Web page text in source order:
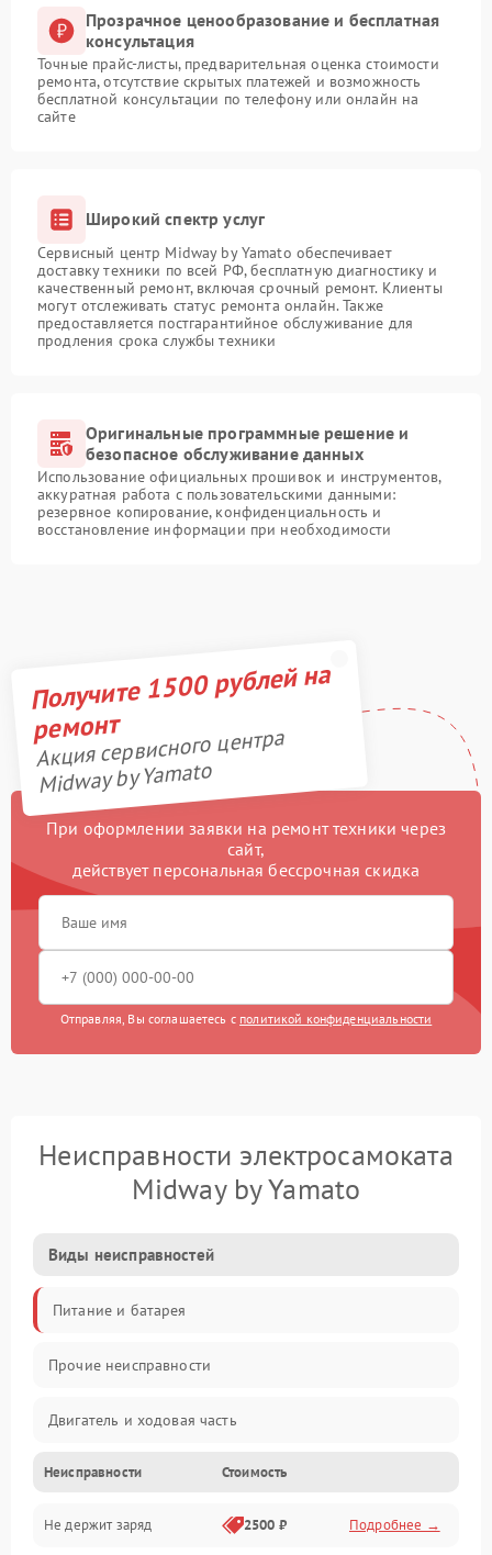
Прозрачное ценообразование и бесплатная
консультация
Точные прайс-листы, предварительная оценка стоимости
ремонта, отсутствие скрытых платежей и возможность
бесплатной консультации по телефону или онлайн на
сайте
Широкий спектр услуг
Сервисный центр Midway by Yamato обеспечивает
доставку техники по всей РФ, бесплатную диагностику и
качественный ремонт, включая срочный ремонт. Клиенты
могут отслеживать статус ремонта онлайн. Также
предоставляется постгарантийное обслуживание для
продления срока службы техники
Оригинальные программные решение и
безопасное обслуживание данных
Использование официальных прошивок и инструментов,
аккуратная работа с пользовательскими данными:
резервное копирование, конфиденциальность и
восстановление информации при необходимости
Получите 1500 рублей на
ремонт
Акция сервисного центра
Midway by Yamato
При оформлении заявки на ремонт техники через
сайт,
действует персональная бессрочная скидка
Отправляя, Вы соглашаетесь с политикой конфиденциальности
Неисправности электросамоката
Midway by Yamato
Виды неисправностей
Питание и батарея
Прочие неисправности
Двигатель и ходовая часть
Тормоза и безопасность
Подвеска и колеса
Неисправности Стоимость
Не держит заряд 2500 ₽ Подробнее →